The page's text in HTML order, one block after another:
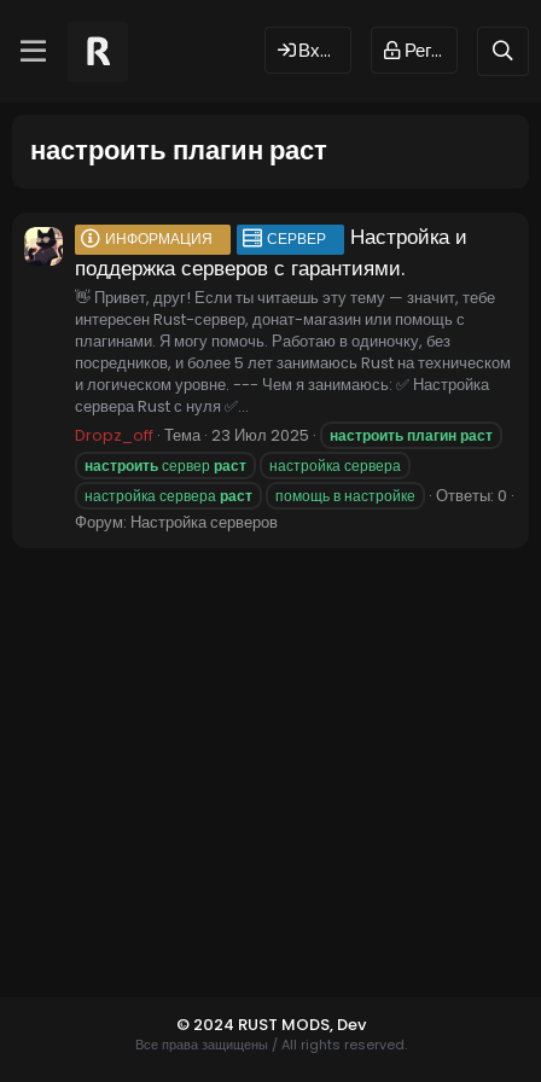
Вход Регистрация
настроить плагин раст
ИНФОРМАЦИЯ СЕРВЕР
Настройка и
поддержка серверов с гарантиями.
👋 Привет, друг! Если ты читаешь эту тему — значит, тебе
интересен Rust-сервер, донат-магазин или помощь с
плагинами. Я могу помочь. Работаю в одиночку, без
посредников, и более 5 лет занимаюсь Rust на техническом
и логическом уровне. --- Чем я занимаюсь: ✅ Настройка
сервера Rust с нуля ✅...
Dropz_off Тема 23 Июл 2025 настроитьплагинраст
настроитьсерверраст
настройка сервера
настройка серверараст помощь в настройке
Ответы: 0
Форум: Настройка серверов
© 2024 RUST MODS, Dev
Все права защищены / All rights reserved.